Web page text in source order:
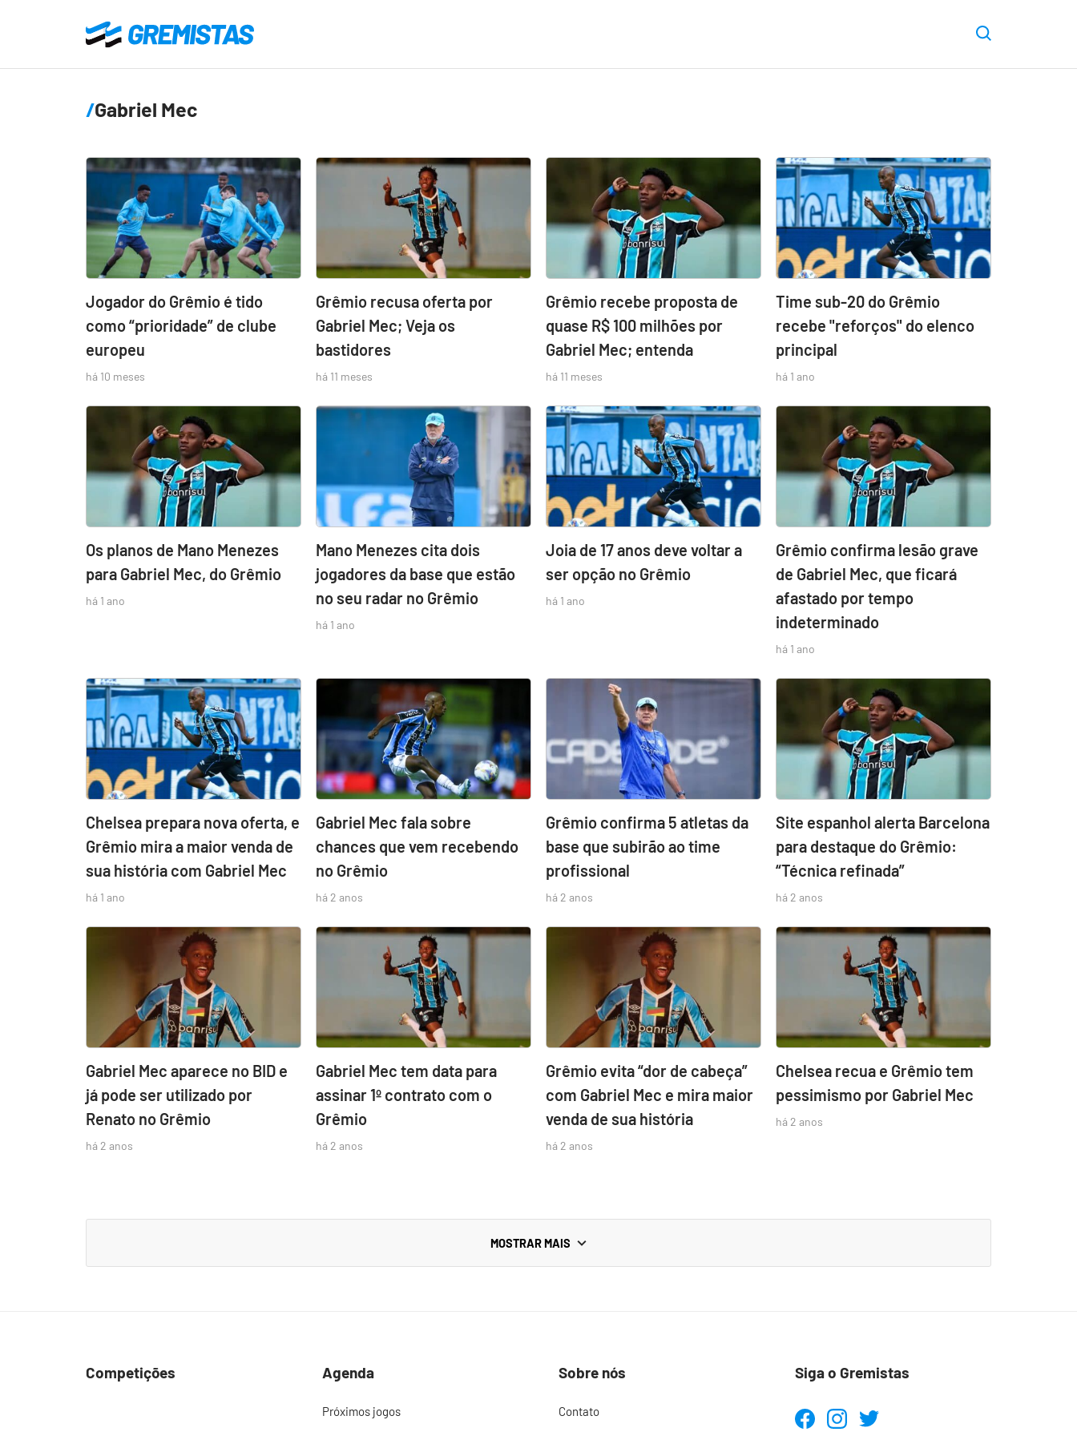
o
Gremistas
Gabriel Mec
Jogador do Grêmio é tido
como “prioridade” de clube
europeu
há 10 meses
Grêmio recusa oferta por
Gabriel Mec; Veja os
bastidores
há 11 meses
Grêmio recebe proposta de
quase R$ 100 milhões por
Gabriel Mec; entenda
há 11 meses
Time sub-20 do Grêmio
recebe "reforços" do elenco
principal
há 1 ano
Os planos de Mano Menezes
para Gabriel Mec, do Grêmio
há 1 ano
Mano Menezes cita dois
jogadores da base que estão
no seu radar no Grêmio
há 1 ano
Joia de 17 anos deve voltar a
ser opção no Grêmio
há 1 ano
Grêmio confirma lesão grave
de Gabriel Mec, que ficará
afastado por tempo
indeterminado
há 1 ano
Chelsea prepara nova oferta, e
Grêmio mira a maior venda de
sua história com Gabriel Mec
há 1 ano
Gabriel Mec fala sobre
chances que vem recebendo
no Grêmio
há 2 anos
Grêmio confirma 5 atletas da
base que subirão ao time
profissional
há 2 anos
Site espanhol alerta Barcelona
para destaque do Grêmio:
“Técnica refinada”
há 2 anos
Gabriel Mec aparece no BID e
já pode ser utilizado por
Renato no Grêmio
há 2 anos
Gabriel Mec tem data para
assinar 1º contrato com o
Grêmio
há 2 anos
Grêmio evita “dor de cabeça”
com Gabriel Mec e mira maior
venda de sua história
há 2 anos
Chelsea recua e Grêmio tem
pessimismo por Gabriel Mec
há 2 anos
MOSTRAR MAIS
Competições Agenda
Próximos jogos
Sobre nós
Contato
Siga o Gremistas